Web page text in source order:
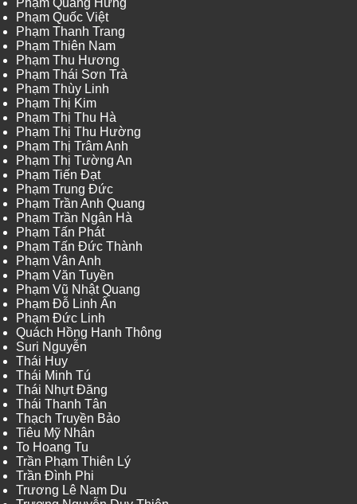
Phạm Quang Hưng
Phạm Quốc Việt
Phạm Thanh Trang
Phạm Thiên Nam
Phạm Thu Hương
Phạm Thái Sơn Trà
Phạm Thùy Linh
Phạm Thị Kim
Phạm Thị Thu Hà
Phạm Thị Thu Hường
Phạm Thị Trâm Anh
Phạm Thị Tường An
Phạm Tiến Đạt
Phạm Trung Đức
Phạm Trần Anh Quang
Phạm Trần Ngân Hà
Phạm Tấn Phát
Phạm Tấn Đức Thành
Phạm Vân Anh
Phạm Văn Tuyền
Phạm Vũ Nhật Quang
Phạm Đỗ Linh Ấn
Phạm Đức Linh
Quách Hồng Hanh Thông
Suri Nguyễn
Thái Huy
Thái Minh Tú
Thái Nhựt Đăng
Thái Thanh Tân
Thạch Truyền Bảo
Tiêu Mỹ Nhân
To Hoang Tu
Trần Phạm Thiên Lý
Trần Đình Phi
Trương Lê Nam Du